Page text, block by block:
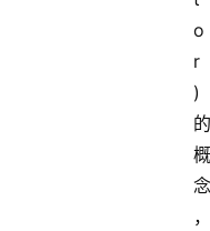
o
r
)
的
概
念
，